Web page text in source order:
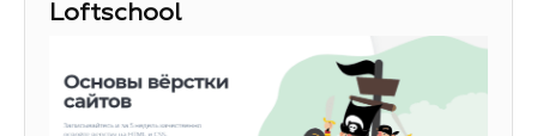
Loftschool